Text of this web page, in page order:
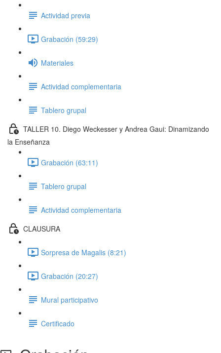
Actividad previa
Grabación (59:29)
Materiales
Actividad complementaria
Tablero grupal
TALLER 10. Diego Weckesser y Andrea Gaui: Dinamizando
la Enseñanza
Grabación (63:11)
Tablero grupal
Actividad complementaria
CLAUSURA
Sorpresa de Magalis (8:21)
Grabación (20:27)
Mural participativo
Certificado